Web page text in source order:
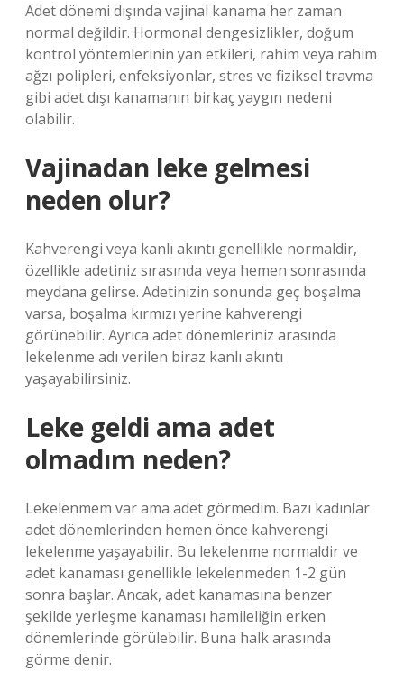
Adet dönemi dışında vajinal kanama her zaman
normal değildir. Hormonal dengesizlikler, doğum
kontrol yöntemlerinin yan etkileri, rahim veya rahim
ağzı polipleri, enfeksiyonlar, stres ve fiziksel travma
gibi adet dışı kanamanın birkaç yaygın nedeni
olabilir.
Vajinadan leke gelmesi
neden olur?
Kahverengi veya kanlı akıntı genellikle normaldir,
özellikle adetiniz sırasında veya hemen sonrasında
meydana gelirse. Adetinizin sonunda geç boşalma
varsa, boşalma kırmızı yerine kahverengi
görünebilir. Ayrıca adet dönemleriniz arasında
lekelenme adı verilen biraz kanlı akıntı
yaşayabilirsiniz.
Leke geldi ama adet
olmadım neden?
Lekelenmem var ama adet görmedim. Bazı kadınlar
adet dönemlerinden hemen önce kahverengi
lekelenme yaşayabilir. Bu lekelenme normaldir ve
adet kanaması genellikle lekelenmeden 1-2 gün
sonra başlar. Ancak, adet kanamasına benzer
şekilde yerleşme kanaması hamileliğin erken
dönemlerinde görülebilir. Buna halk arasında
görme denir.